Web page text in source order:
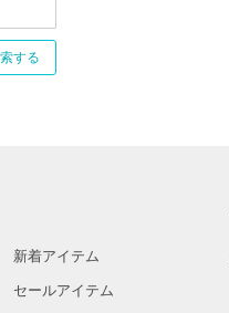
新着アイテム
セールアイテム